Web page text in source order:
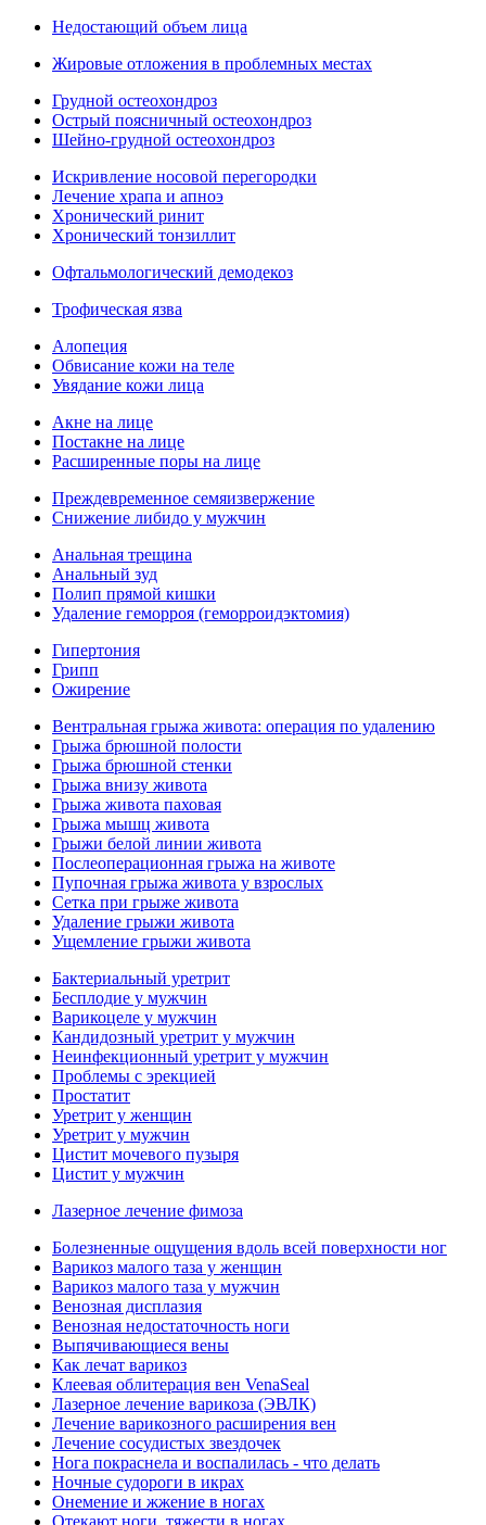
Недостающий объем лица
Жировые отложения в проблемных местах
Грудной остеохондроз
Острый поясничный остеохондроз
Шейно-грудной остеохондроз
Искривление носовой перегородки
Лечение храпа и апноэ
Хронический ринит
Хронический тонзиллит
Офтальмологический демодекоз
Трофическая язва
Алопеция
Обвисание кожи на теле
Увядание кожи лица
Акне на лице
Постакне на лице
Расширенные поры на лице
Преждевременное семяизвержение
Снижение либидо у мужчин
Анальная трещина
Анальный зуд
Полип прямой кишки
Удаление геморроя (геморроидэктомия)
Гипертония
Грипп
Ожирение
Вентральная грыжа живота: операция по удалению
Грыжа брюшной полости
Грыжа брюшной стенки
Грыжа внизу живота
Грыжа живота паховая
Грыжа мышц живота
Грыжи белой линии живота
Послеоперационная грыжа на животе
Пупочная грыжа живота у взрослых
Сетка при грыже живота
Удаление грыжи живота
Ущемление грыжи живота
Бактериальный уретрит
Бесплодие у мужчин
Варикоцеле у мужчин
Кандидозный уретрит у мужчин
Неинфекционный уретрит у мужчин
Проблемы с эрекцией
Простатит
Уретрит у женщин
Уретрит у мужчин
Цистит мочевого пузыря
Цистит у мужчин
Лазерное лечение фимоза
Болезненные ощущения вдоль всей поверхности ног
Варикоз малого таза у женщин
Варикоз малого таза у мужчин
Венозная дисплазия
Венозная недостаточность ноги
Выпячивающиеся вены
Как лечат варикоз
Клеевая облитерация вен VenaSeal
Лазерное лечение варикоза (ЭВЛК)
Лечение варикозного расширения вен
Лечение сосудистых звездочек
Нога покраснела и воспалилась - что делать
Ночные судороги в икрах
Онемение и жжение в ногах
Отекают ноги, тяжести в ногах